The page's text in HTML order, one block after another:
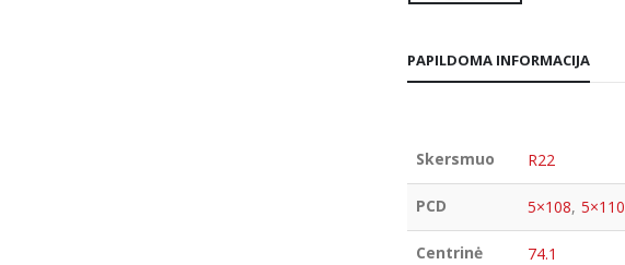
PAPILDOMA INFORMACIJA
Skersmuo R22
PCD 5×108, 5×110
Centrinė
74.1